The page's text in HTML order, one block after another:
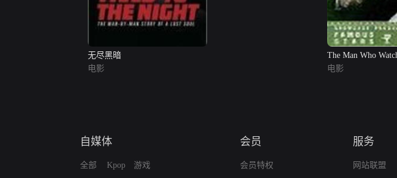
无尽黑暗
电影
The Man Who
Go By
电影
自媒体
全部 Kpop 游戏
会员
会员特权
服务
网站联盟